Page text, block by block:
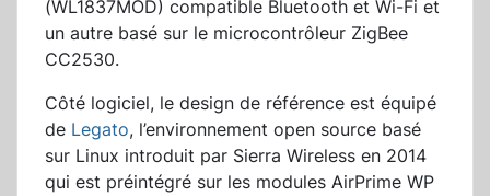
(WL1837MOD) compatible Bluetooth et Wi-Fi et
un autre basé sur le microcontrôleur ZigBee
CC2530.
Côté logiciel, le design de référence est équipé
de Legato, l’environnement open source basé
sur Linux introduit par Sierra Wireless en 2014
qui est préintégré sur les modules AirPrime WP